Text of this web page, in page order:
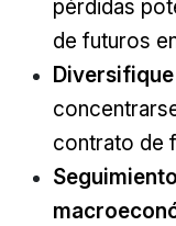
pérdidas
de futuros
contrato de